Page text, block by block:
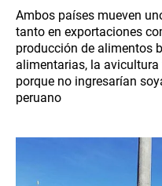
Ambos países mueven
tanto en exportaciones
producción de alimentos
alimentarias, la
porque no ingresarían
peruano